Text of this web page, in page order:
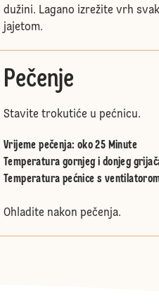
dužini. Lagano izrežite vrh
jajetom.
Pečenje
Stavite trokutiće u pećnicu.
Vrijeme pečenja: oko 25 Minute
Temperatura gornjeg i donjeg
Temperatura pećnice s
Ohladite nakon pečenja.